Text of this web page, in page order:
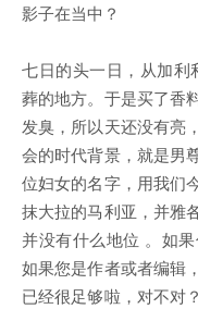
影子在当中？
七日的头一日，从加利
葬的地方。于是买了香
发臭，所以天还没有亮
会的时代背景，就是男
位妇女的名字，用我们
抹大拉的马利亚，并雅
并没有什么地位 。如
如果您是作者或者编辑
已经很足够啦，对不对